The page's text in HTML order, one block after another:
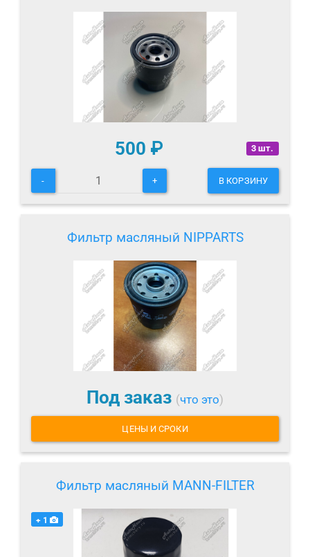
3 шт.
500 ₽
- + В КОРЗИНУ
Фильтр масляный NIPPARTS
Под заказ (что это)
ЦЕНЫ И СРОКИ
Фильтр масляный MANN-FILTER
+ 1